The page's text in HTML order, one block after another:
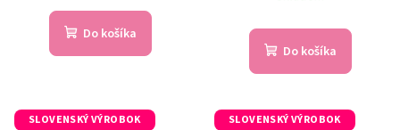
Do košíka
Do košíka
SLOVENSKÝ VÝROBOK SLOVENSKÝ VÝROBOK